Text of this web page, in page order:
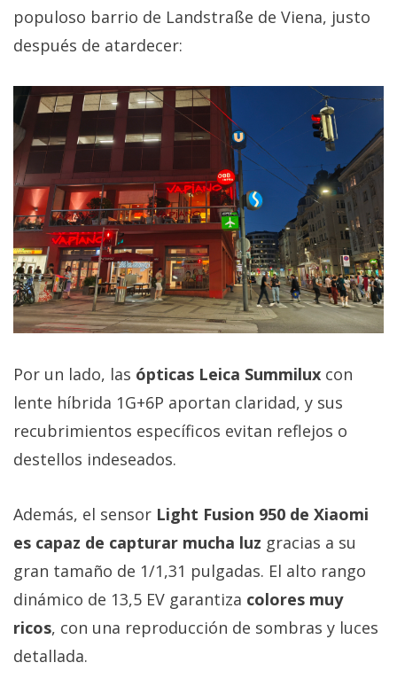
populoso barrio de Landstraße de Viena, justo
después de atardecer:
Por un lado, las ópticas Leica Summilux con
lente híbrida 1G+6P aportan claridad, y sus
recubrimientos específicos evitan reflejos o
destellos indeseados.
Además, el sensor Light Fusion 950 de Xiaomi
es capaz de capturar mucha luz gracias a su
gran tamaño de 1/1,31 pulgadas. El alto rango
dinámico de 13,5 EV garantiza colores muy
ricos, con una reproducción de sombras y luces
detallada.